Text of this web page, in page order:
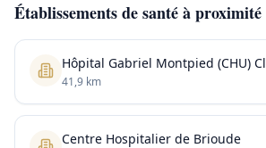
Établissements de santé à proximité
Hôpital Gabriel Montpied (CHU)
41,9 km
Centre Hospitalier de Brioude